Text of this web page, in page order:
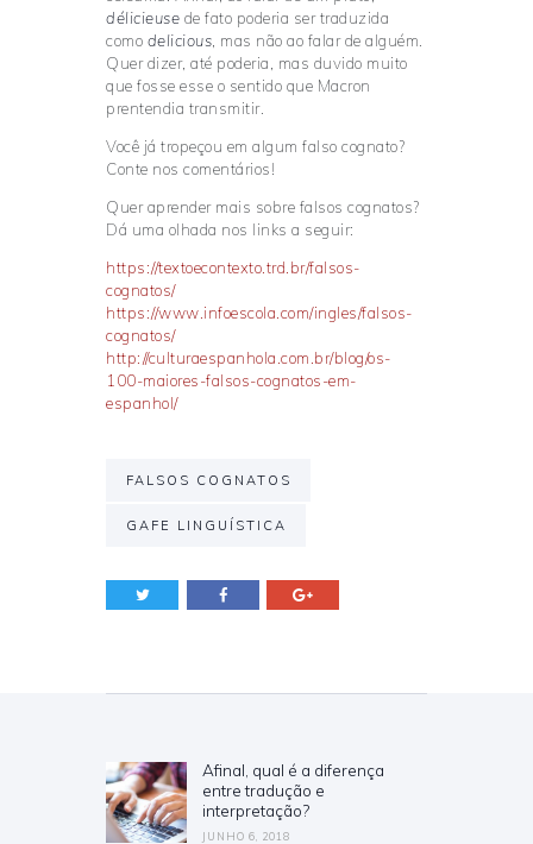
délicieuse de fato poderia ser traduzida
como delicious, mas não ao falar de alguém.
Quer dizer, até poderia, mas duvido muito
que fosse esse o sentido que Macron
prentendia transmitir.
Você já tropeçou em algum falso cognato?
Conte nos comentários!
Quer aprender mais sobre falsos cognatos?
Dá uma olhada nos links a seguir:
https://textoecontexto.trd.br/falsos-
cognatos/
https://www.infoescola.com/ingles/falsos-
cognatos/
http://culturaespanhola.com.br/blog/os-
100-maiores-falsos-cognatos-em-
espanhol/
FALSOS COGNATOS
GAFE LINGUÍSTICA
Previous post:
Afinal, qual é a diferença
entre tradução e
interpretação?
JUNHO 6, 2018